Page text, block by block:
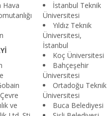
Hava
ve
İstanbul Teknik
Üniversitesi
Yıldız Teknik
Üniversitesi,
İstanbul
Koç Üniversitesi
Bahçeşehir
Üniversitesi
Ortadoğu Teknik
Üniversitesi
Buca Belediyesi